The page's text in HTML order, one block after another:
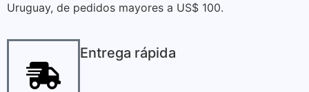
Uruguay, de pedidos mayores a US$ 100.
Entrega rápida